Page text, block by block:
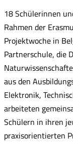
18 Schülerinnen
Rahmen der
Projektwoche in
Partnerschule, die
aus den
Elektronik,
arbeiteten
Schülern in ihren
praxisorientierten